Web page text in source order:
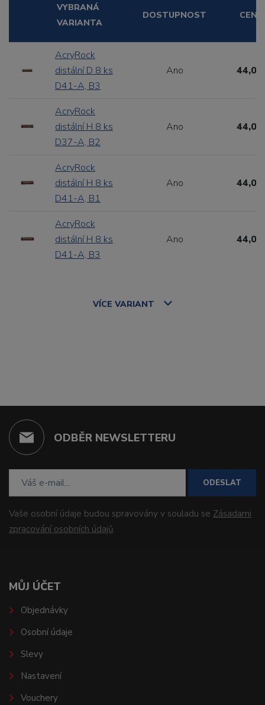
VYBRANÁ
VARIANTA
DOSTUPNOST CENA
AcryRock
distální D 8 ks
D41-A, B3
Ano 44,00
AcryRock
distální H 8 ks
D37-A, B2
Ano 44,00
AcryRock
distální H 8 ks
D41-A, B1
Ano 44,00
AcryRock
distální H 8 ks
D41-A, B3
Ano 44,00
VÍCE VARIANT
ODBĚR NEWSLETTERU
ODESLAT
Vaše osobní údaje budou spravovány v souladu se Zásadami
zpracování osobních údajů.
MŮJ ÚČET
Objednávky
Osobní údaje
Slevy
Nastavení
Vouchery